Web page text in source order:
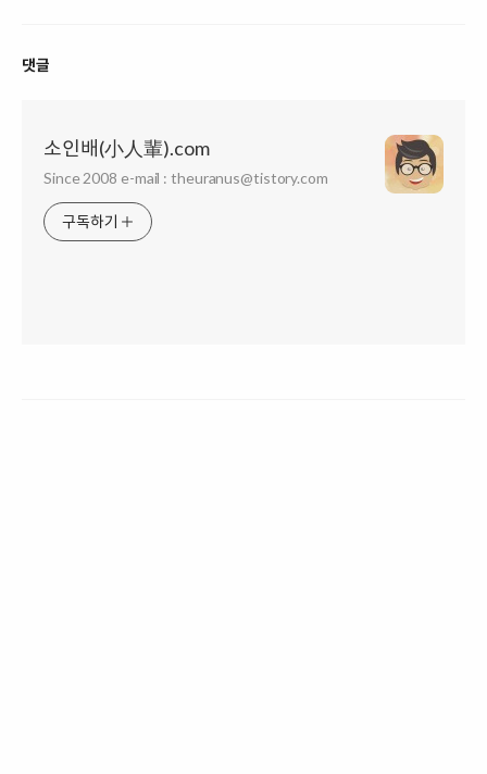
댓글
소인배(小人輩).com
Since 2008 e-mail : theuranus@tistory.com
구독하기